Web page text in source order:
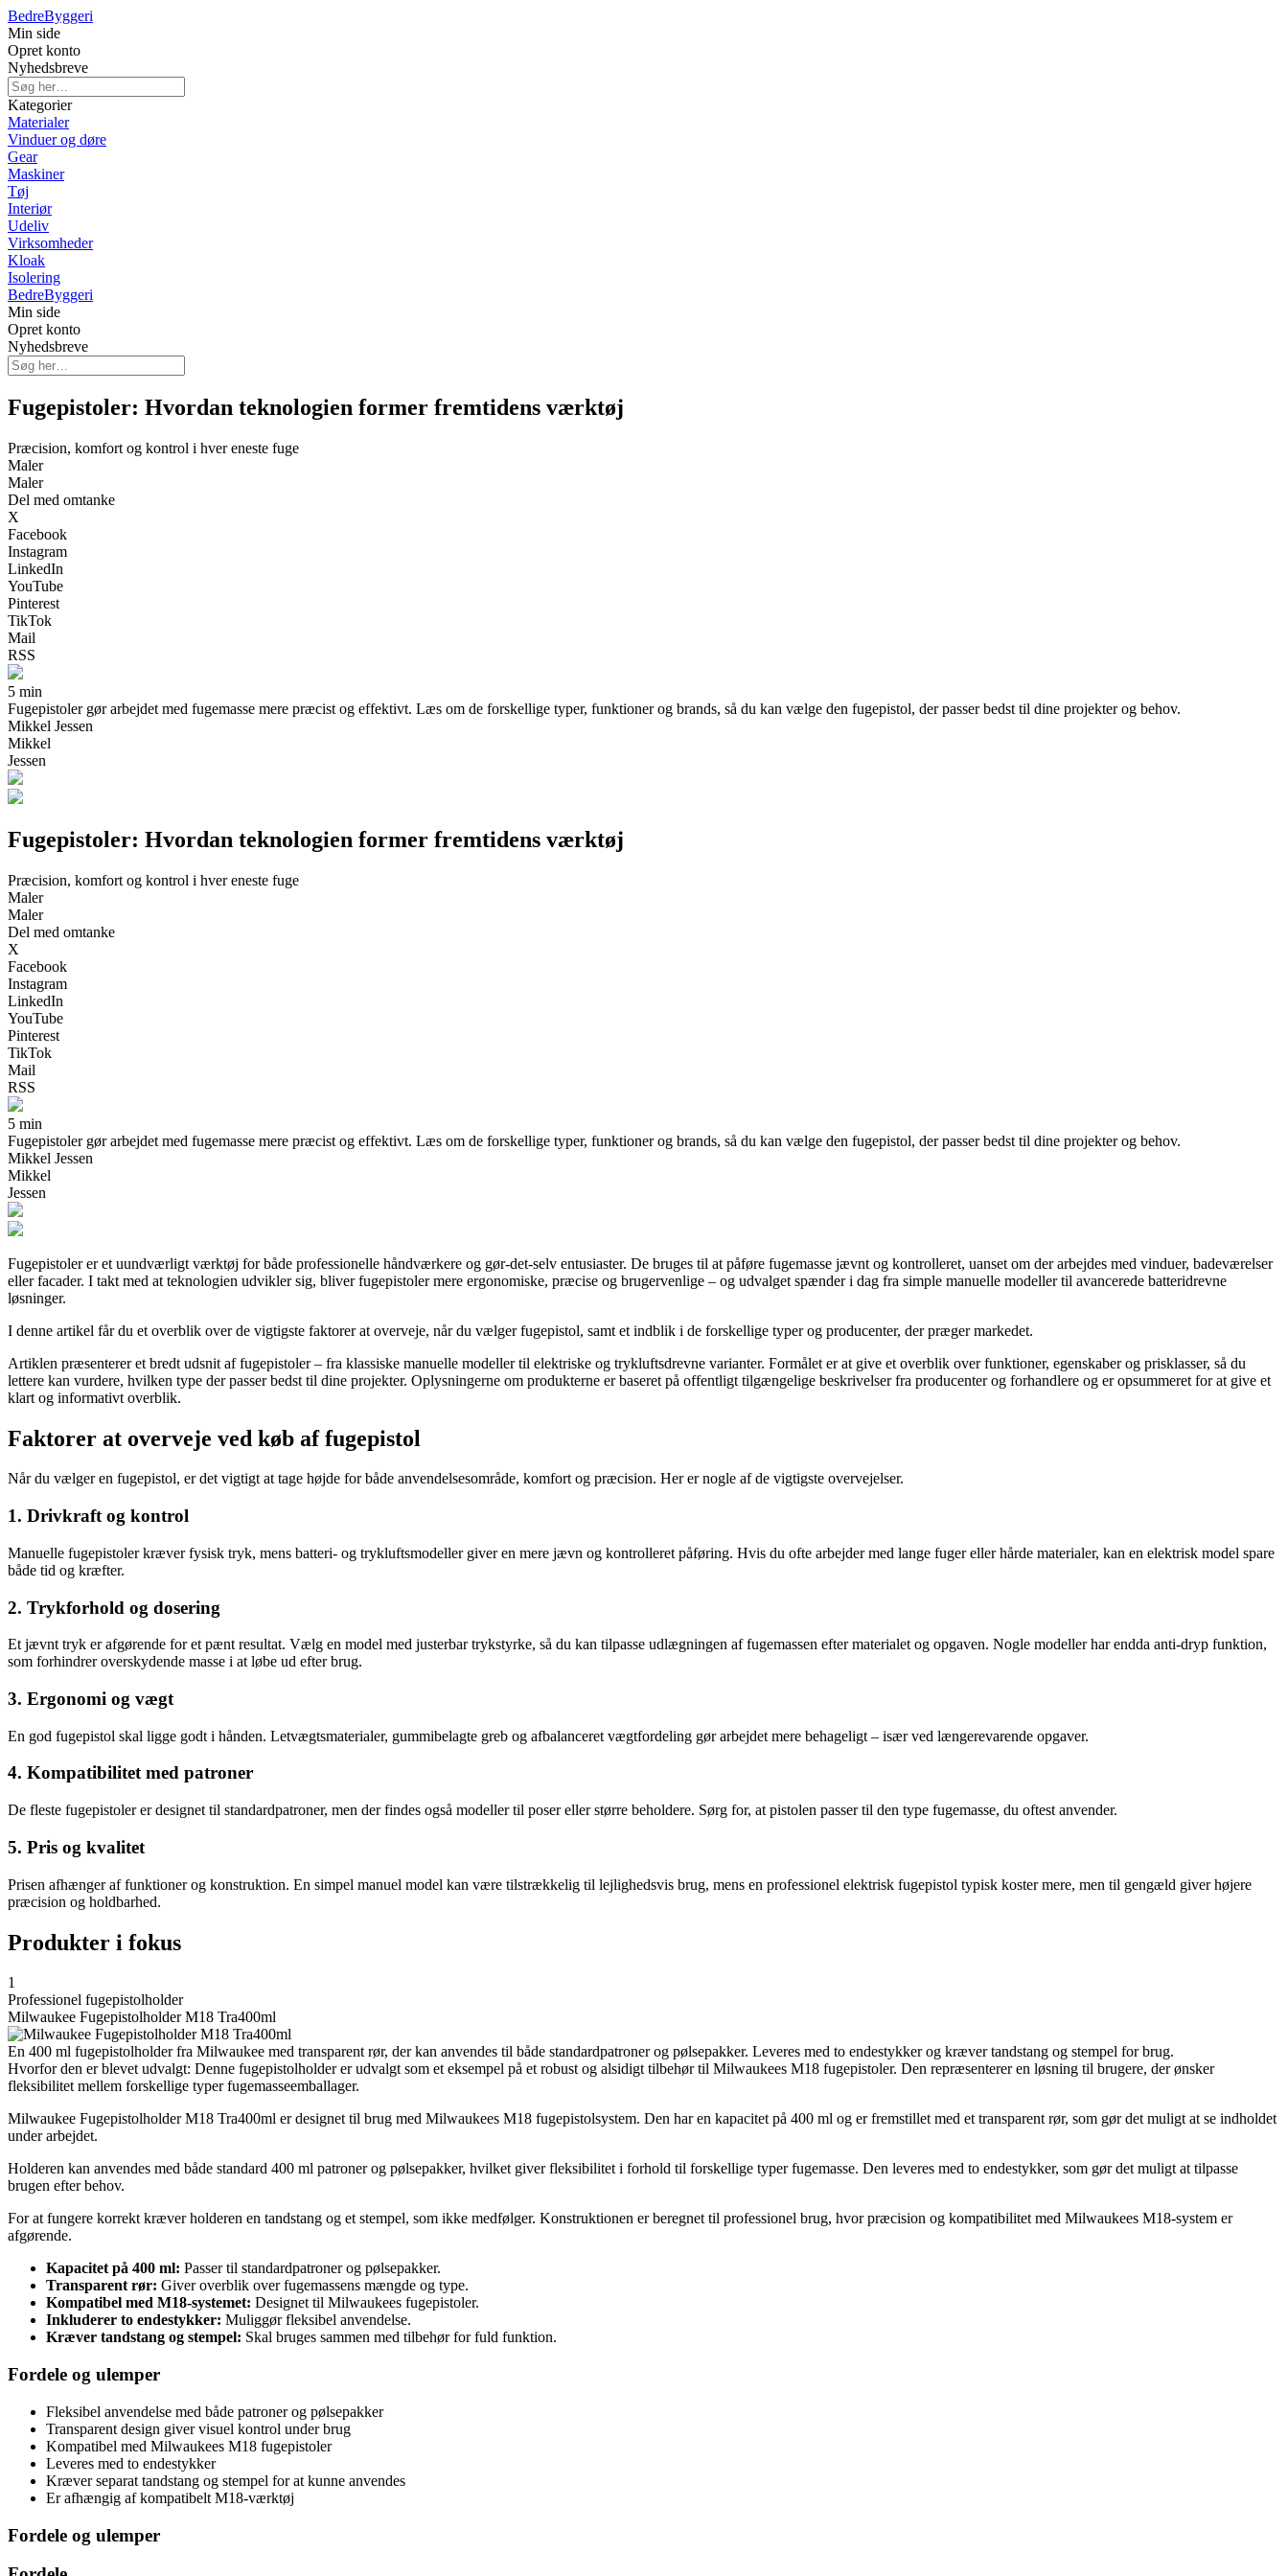
BedreByggeri
Min side
Opret konto
Nyhedsbreve
Kategorier
Materialer
Vinduer og døre
Gear
Maskiner
Tøj
Interiør
Udeliv
Virksomheder
Kloak
Isolering
BedreByggeri
Min side
Opret konto
Nyhedsbreve
Fugepistoler: Hvordan teknologien former fremtidens værktøj
Præcision, komfort og kontrol i hver eneste fuge
Maler
Maler
Del med omtanke
X
Facebook
Instagram
LinkedIn
YouTube
Pinterest
TikTok
Mail
RSS
5 min
Fugepistoler gør arbejdet med fugemasse mere præcist og effektivt. Læs om de forskellige typer, funktioner og brands, så du kan vælge den fugepistol, der passer bedst til dine projekter og behov.
Mikkel Jessen
Mikkel
Jessen
Fugepistoler: Hvordan teknologien former fremtidens værktøj
Præcision, komfort og kontrol i hver eneste fuge
Maler
Maler
Del med omtanke
X
Facebook
Instagram
LinkedIn
YouTube
Pinterest
TikTok
Mail
RSS
5 min
Fugepistoler gør arbejdet med fugemasse mere præcist og effektivt. Læs om de forskellige typer, funktioner og brands, så du kan vælge den fugepistol, der passer bedst til dine projekter og behov.
Mikkel Jessen
Mikkel
Jessen
Fugepistoler er et uundværligt værktøj for både professionelle håndværkere og gør-det-selv entusiaster. De bruges til at påføre fugemasse jævnt og kontrolleret, uanset om der arbejdes med vinduer, badeværelser
eller facader. I takt med at teknologien udvikler sig, bliver fugepistoler mere ergonomiske, præcise og brugervenlige – og udvalget spænder i dag fra simple manuelle modeller til avancerede batteridrevne
løsninger.
I denne artikel får du et overblik over de vigtigste faktorer at overveje, når du vælger fugepistol, samt et indblik i de forskellige typer og producenter, der præger markedet.
Artiklen præsenterer et bredt udsnit af fugepistoler – fra klassiske manuelle modeller til elektriske og trykluftsdrevne varianter. Formålet er at give et overblik over funktioner, egenskaber og prisklasser, så du
lettere kan vurdere, hvilken type der passer bedst til dine projekter. Oplysningerne om produkterne er baseret på offentligt tilgængelige beskrivelser fra producenter og forhandlere og er opsummeret for at give et
klart og informativt overblik.
Faktorer at overveje ved køb af fugepistol
Når du vælger en fugepistol, er det vigtigt at tage højde for både anvendelsesområde, komfort og præcision. Her er nogle af de vigtigste overvejelser.
1. Drivkraft og kontrol
Manuelle fugepistoler kræver fysisk tryk, mens batteri- og trykluftsmodeller giver en mere jævn og kontrolleret påføring. Hvis du ofte arbejder med lange fuger eller hårde materialer, kan en elektrisk model spare
både tid og kræfter.
2. Trykforhold og dosering
Et jævnt tryk er afgørende for et pænt resultat. Vælg en model med justerbar trykstyrke, så du kan tilpasse udlægningen af fugemassen efter materialet og opgaven. Nogle modeller har endda anti-dryp funktion,
som forhindrer overskydende masse i at løbe ud efter brug.
3. Ergonomi og vægt
En god fugepistol skal ligge godt i hånden. Letvægtsmaterialer, gummibelagte greb og afbalanceret vægtfordeling gør arbejdet mere behageligt – især ved længerevarende opgaver.
4. Kompatibilitet med patroner
De fleste fugepistoler er designet til standardpatroner, men der findes også modeller til poser eller større beholdere. Sørg for, at pistolen passer til den type fugemasse, du oftest anvender.
5. Pris og kvalitet
Prisen afhænger af funktioner og konstruktion. En simpel manuel model kan være tilstrækkelig til lejlighedsvis brug, mens en professionel elektrisk fugepistol typisk koster mere, men til gengæld giver højere
præcision og holdbarhed.
Produkter i fokus
1
Professionel fugepistolholder
Milwaukee Fugepistolholder M18 Tra400ml
En 400 ml fugepistolholder fra Milwaukee med transparent rør, der kan anvendes til både standardpatroner og pølsepakker. Leveres med to endestykker og kræver tandstang og stempel for brug.
Hvorfor den er blevet udvalgt: Denne fugepistolholder er udvalgt som et eksempel på et robust og alsidigt tilbehør til Milwaukees M18 fugepistoler. Den repræsenterer en løsning til brugere, der ønsker
fleksibilitet mellem forskellige typer fugemasseemballager.
Milwaukee Fugepistolholder M18 Tra400ml er designet til brug med Milwaukees M18 fugepistolsystem. Den har en kapacitet på 400 ml og er fremstillet med et transparent rør, som gør det muligt at se indholdet
under arbejdet.
Holderen kan anvendes med både standard 400 ml patroner og pølsepakker, hvilket giver fleksibilitet i forhold til forskellige typer fugemasse. Den leveres med to endestykker, som gør det muligt at tilpasse
brugen efter behov.
For at fungere korrekt kræver holderen en tandstang og et stempel, som ikke medfølger. Konstruktionen er beregnet til professionel brug, hvor præcision og kompatibilitet med Milwaukees M18-system er
afgørende.
Kapacitet på 400 ml: Passer til standardpatroner og pølsepakker.
Transparent rør: Giver overblik over fugemassens mængde og type.
Kompatibel med M18-systemet: Designet til Milwaukees fugepistoler.
Inkluderer to endestykker: Muliggør fleksibel anvendelse.
Kræver tandstang og stempel: Skal bruges sammen med tilbehør for fuld funktion.
Fordele og ulemper
Fleksibel anvendelse med både patroner og pølsepakker
Transparent design giver visuel kontrol under brug
Kompatibel med Milwaukees M18 fugepistoler
Leveres med to endestykker
Kræver separat tandstang og stempel for at kunne anvendes
Er afhængig af kompatibelt M18-værktøj
Fordele og ulemper